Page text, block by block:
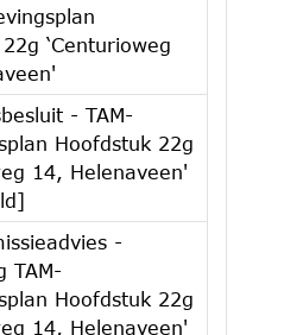
‘Centurioweg
- TAM-
Hoofdstuk 22g
14, Helenaveen'
-
TAM-
Hoofdstuk 22g
14, Helenaveen'